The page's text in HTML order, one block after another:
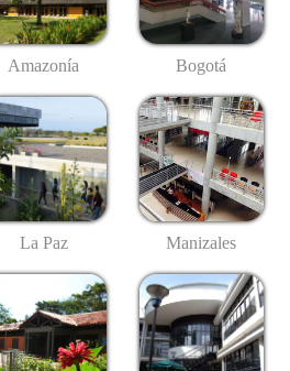
Amazonía Bogotá
La Paz Manizales